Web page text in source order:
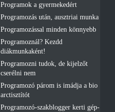
Programok a gyermekedért
Programozás után, ausztriai munka
Programozással minden könnyebb
Programoznál? Kezdd
diákmunkaként!
Programozni tudok, de kijelzőt
cserélni nem
Programozó párom is imádja a bio
arctisztítót
Programozó-szakblogger kerti gép-